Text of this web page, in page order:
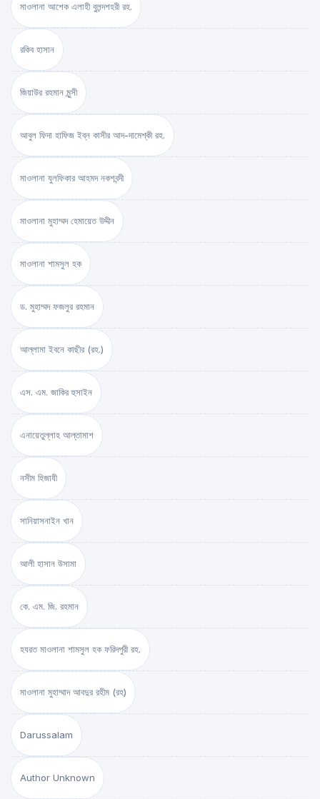
মাওলানা আশেক এলাহী বুলন্দশহরী রহ.
রকিব হাসান
জিয়াউর রহমান মুন্সী
আবুল ফিদা হাফিজ ইব্‌ন কাসীর আদ-দামেশ্‌কী রহ.
মাওলানা যুলফিকার আহমদ নকশবন্দী
মাওলানা মুহাম্মদ হেমায়েত উদ্দীন
মাওলানা শামসুল হক
ড. মুহাম্মদ ফজলুর রহমান
আল্লামা ইবনে কাছীর (রহ.)
এস. এম. জাকির হুসাইন
এনায়েতুল্লাহ আল্‌তামাশ
নসীম হিজাযী
সানিয়াসনাইন খান
আলী হাসান উসামা
কে. এম. জি. রহমান
হযরত মাওলানা শামসুল হক ফরিদপুরী রহ.
মাওলানা মুহাম্মাদ আবদুর রহীম (রহ)
Darussalam
Author Unknown